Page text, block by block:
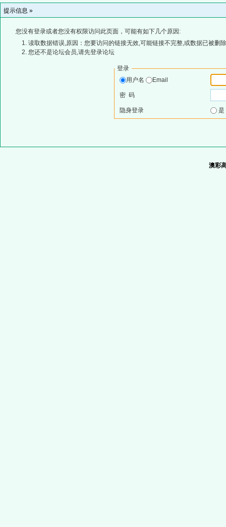
提示信息 »
您没有登录或者您没有权限访问此页面，可能有如下几个原因:
读取数据错误,原因：您要访问的链接无效,可能链接不完整,或数据已被删
您还不是论坛会员,请先登录论坛
登录
用户名
Email
密 码
隐身登录
澳彩